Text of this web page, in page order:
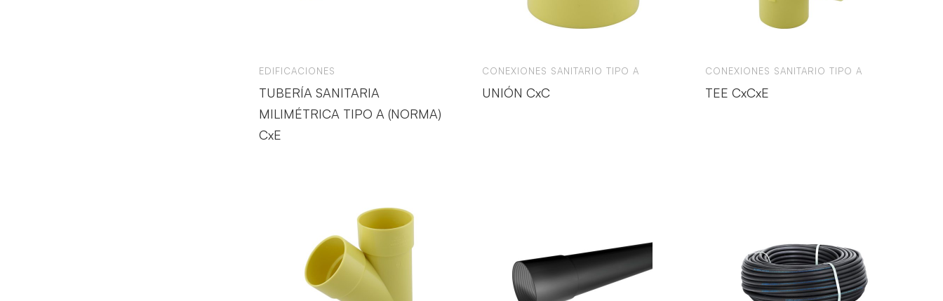
EDIFICACIONES
TUBERÍA SANITARIA
MILIMÉTRICA TIPO A (NORMA)
CxE
CONEXIONES SANITARIO TIPO A
UNIÓN CxC
CONEXIONES SANITARIO TIPO A
TEE CxCxE